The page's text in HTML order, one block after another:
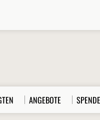
ANGEBOTE